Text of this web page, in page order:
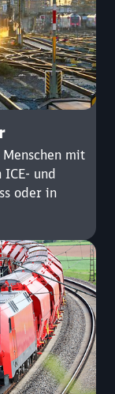
mit
und
oder in